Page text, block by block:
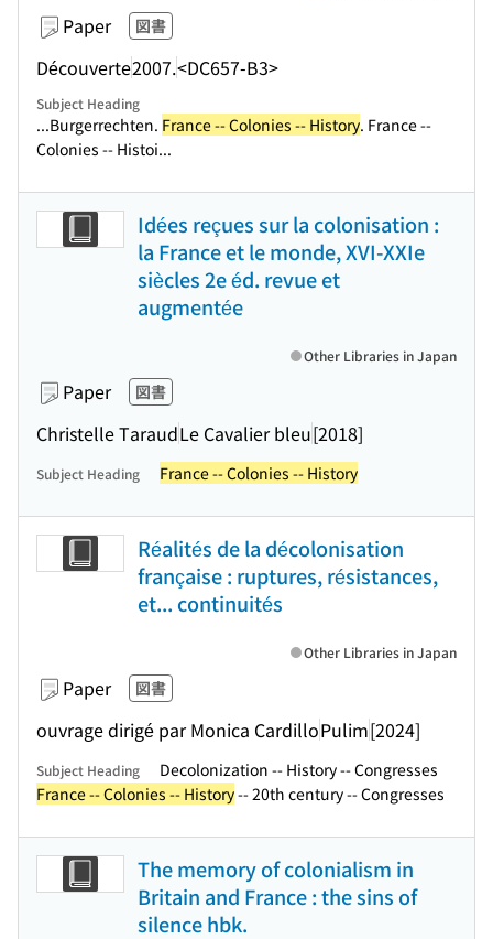
Paper 図書
Découverte2007.<DC657-B3>
Subject Heading
...Burgerrechten. France -- Colonies -- History. France --
Colonies -- Histoi...
Idées reçues sur la colonisation :
la France et le monde, XVI-XXIe
siècles 2e éd. revue et
augmentée
Paper 図書
Christelle TaraudLe Cavalier bleu[2018]
Other Libraries in Japan
Subject Heading France -- Colonies -- History
Réalités de la décolonisation
française : ruptures, résistances,
et... continuités
Paper 図書
ouvrage dirigé par Monica CardilloPulim[2024]
Other Libraries in Japan
Subject Heading
Decolonization -- History -- Congresses
France -- Colonies -- History-- 20th century -- Congresses
The memory of colonialism in
Britain and France : the sins of
silence hbk.